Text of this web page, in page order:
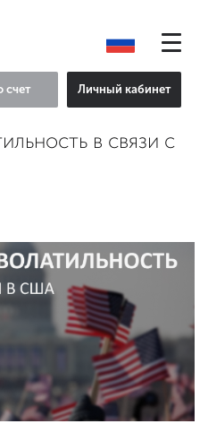
счет Личный кабинет
в связи с